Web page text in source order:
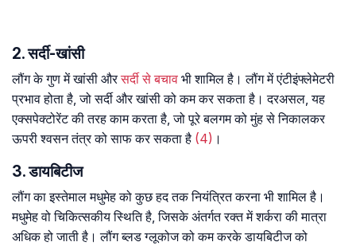
2. सर्दी-खांसी
लौंग के गुण में खांसी औरसर्दी से बचाव भी शामिल है। लौंग में एंटीइंफ्लेमेटरी
प्रभाव होता है, जो सर्दी और खांसी को कम कर सकता है। दरअसल, यह
एक्सपेक्टोरेंट की तरह काम करता है, जो पूरे बलगम को मुंह से निकालकर
ऊपरी श्वसन तंत्र को साफ कर सकता है (4) ।
3. डायबिटीज
लौंग का इस्तेमाल मधुमेह को कुछ हद तक नियंत्रित करना भी शामिल है।
मधुमेह वो चिकित्सकीय स्थिति है, जिसके अंतर्गत रक्त में शर्करा की मात्रा
अधिक हो जाती है। लौंग ब्लड ग्लूकोज को कम करके डायबिटीज को